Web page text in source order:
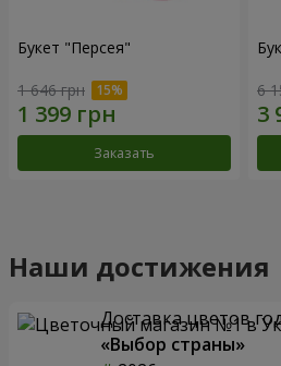
Букет "Персея"
1 646 грн
Заказать
6
Наши достижения
Доставка цветов
«Выбор страны»